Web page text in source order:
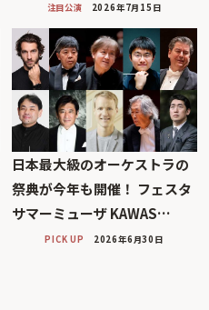
注目公演 2026年7月15日
日本最大級のオーケストラの
祭典が今年も開催！ フェスタ
サマーミューザ KAWAS…
PICK UP 2026年6月30日